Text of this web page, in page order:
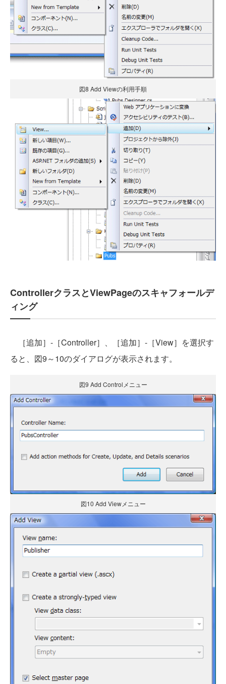
図8 Add Viewの利用手順
ControllerクラスとViewPageのスキャフォールデ
ィング
［追加］-［Controller］、［追加］-［View］を選択す
ると、図9～10のダイアログが表示されます。
図9 Add Controlメニュー
図10 Add Viewメニュー